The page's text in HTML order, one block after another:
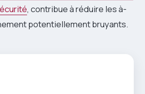
, contribue à réduire les à-
potentiellement bruyants.